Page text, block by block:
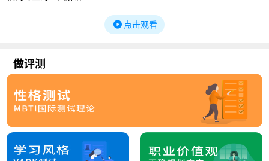
点击观看
做评测